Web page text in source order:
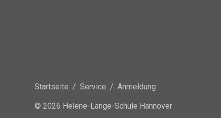
Startseite / Service / Anmeldung
© 2026 Helene-Lange-Schule Hannover